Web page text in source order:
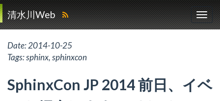
清水川Web
Date:2014-10-25
Tags:sphinx,sphinxcon
SphinxCon JP 2014 前日、イベ